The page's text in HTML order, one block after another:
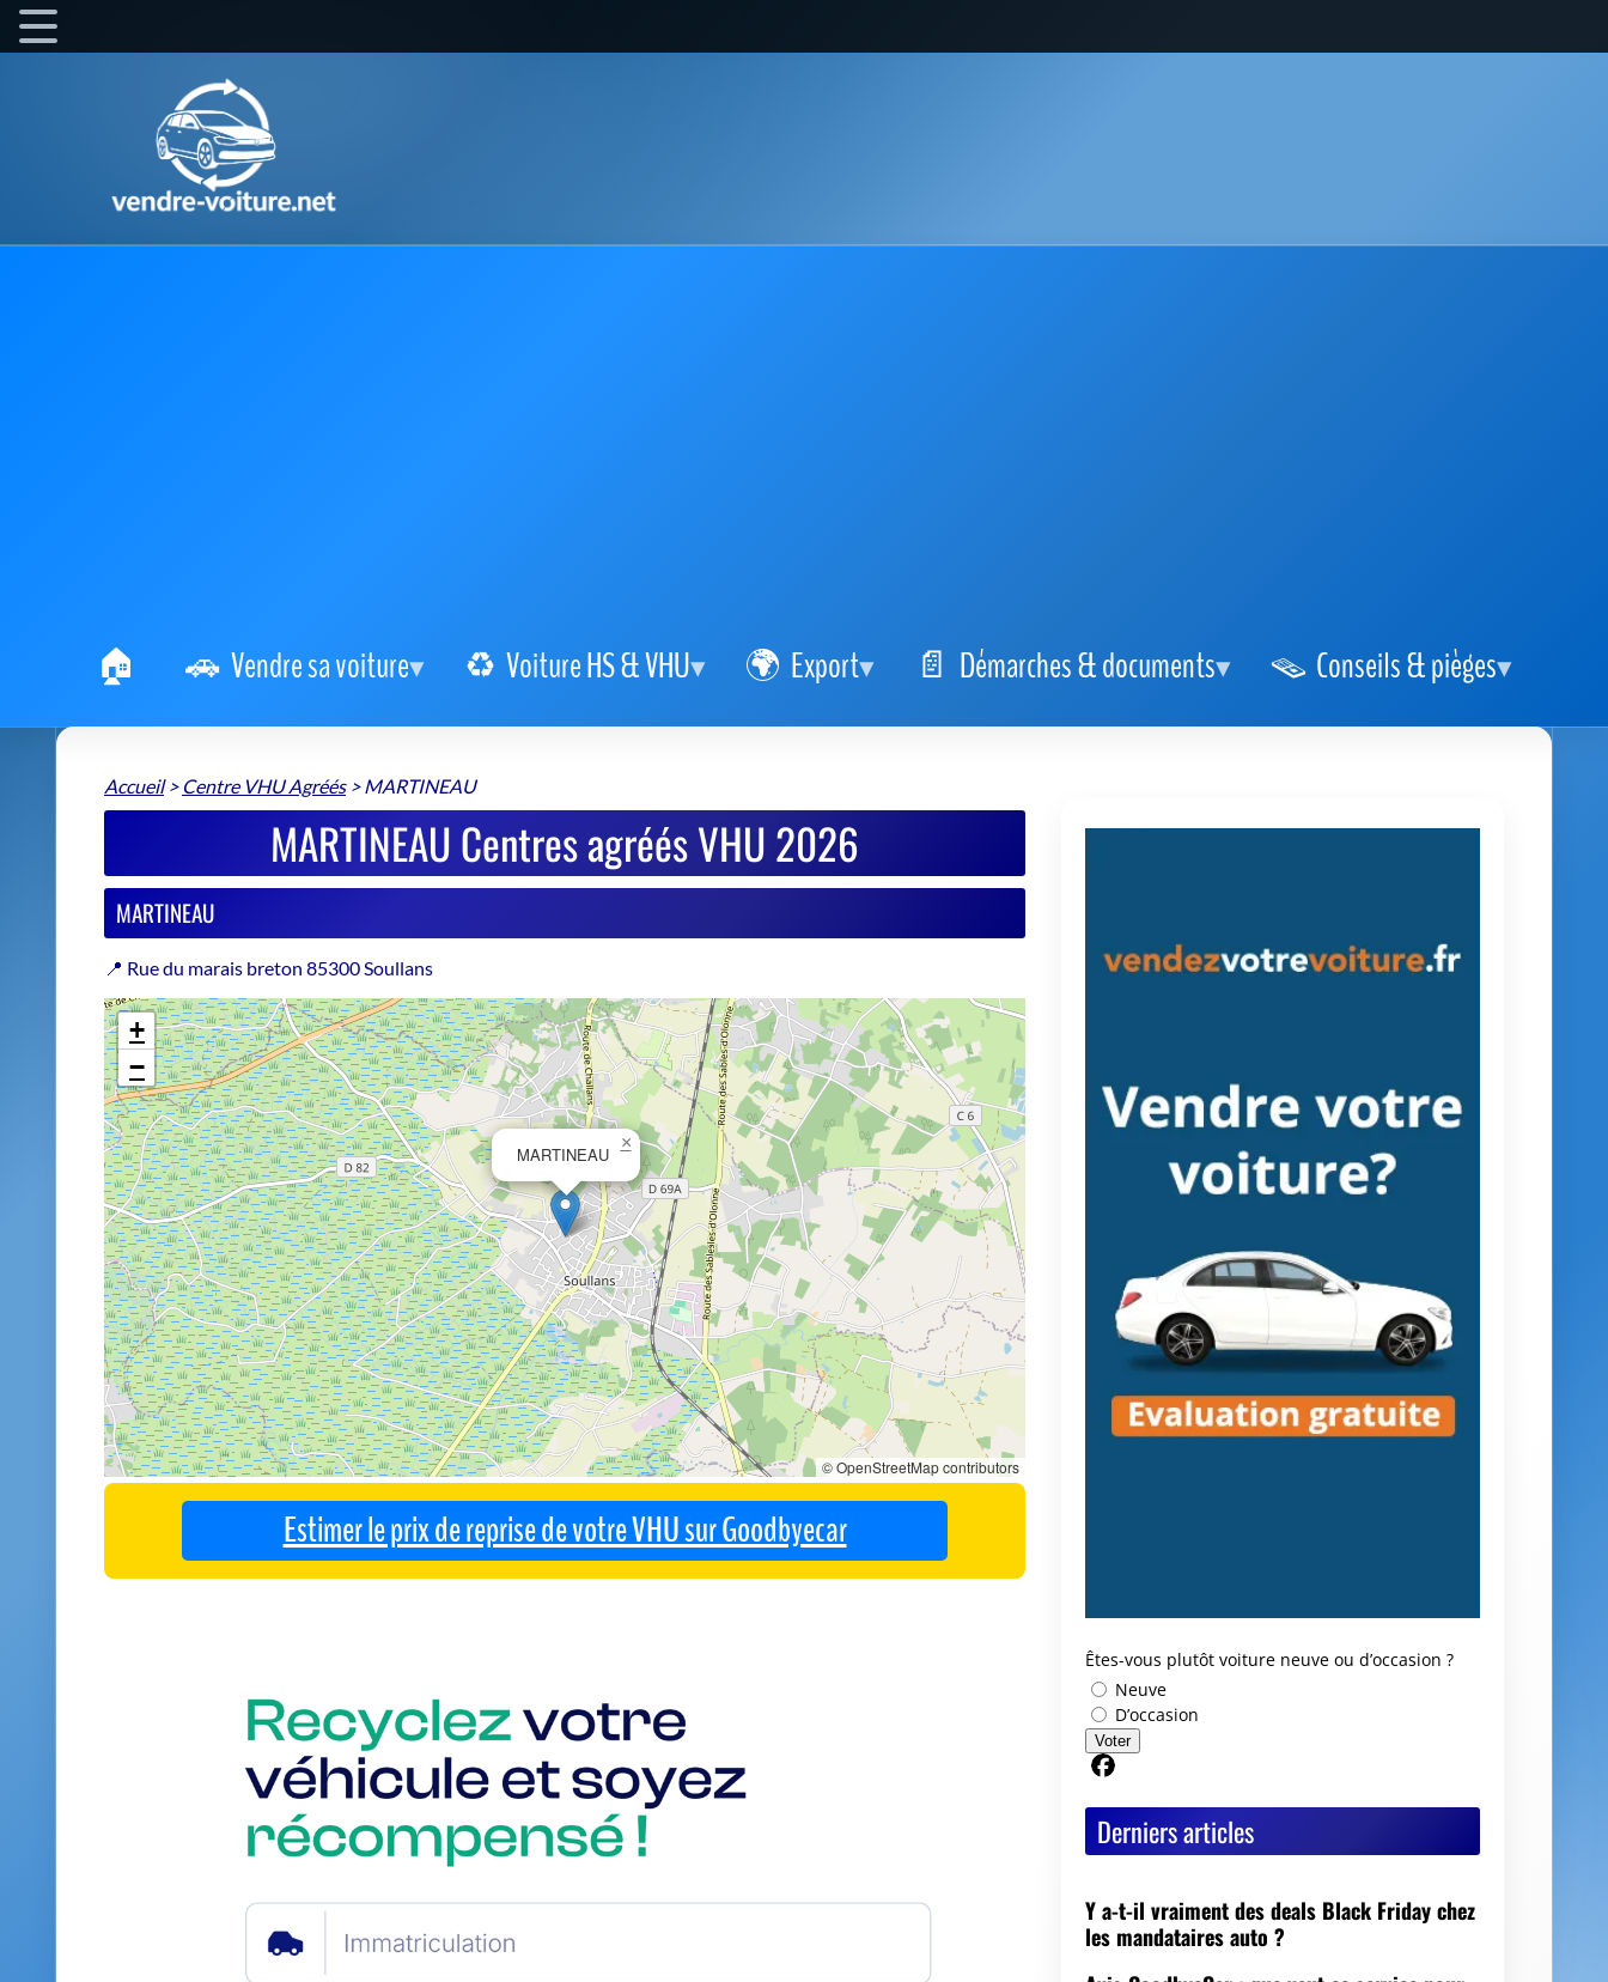
Vendre sa voiture Voiture HS & VHU Export Démarches & documents Conseils & pièges
Accueil> Centre VHU Agréés>MARTINEAU
MARTINEAU Centres agréés VHU 2026
MARTINEAU
📍 Rue du marais breton 85300 Soullans
MARTINEAU
×
+
−
© OpenStreetMap contributors
Estimer le prix de reprise de votre VHU sur Goodbyecar
Êtes-vous plutôt voiture neuve ou d’occasion ?
Neuve
D’occasion
Voter
Derniers articles
Y a-t-il vraiment des deals Black Friday chez
les mandataires auto ?